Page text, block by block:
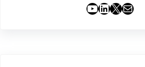
YouTube
LinkedIn
X Email